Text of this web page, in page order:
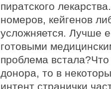
пиратского
номеров, кейгенов
усложняется. Лучше
готовыми
проблема
донора, то в
интент странички